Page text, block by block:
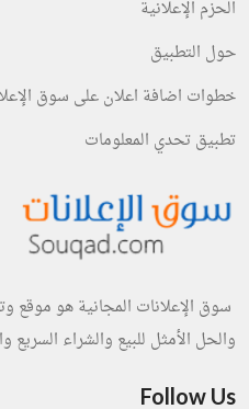
الحزم الإعلانية
حول التطبيق
خطوات اضافة اعلان على سوق
تطبيق تحدي المعلومات
سوق الإعلانات المجانية هو موقع
والحل الأمثل للبيع والشراء السريع
Follow Us